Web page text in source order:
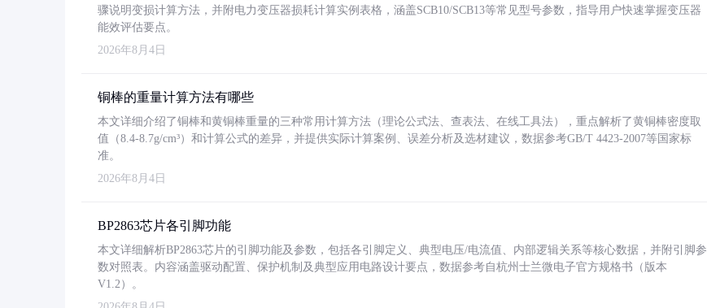
骤说明变损计算方法，并附电力变压器损耗计算实例表格，涵盖SCB10/SCB13等常见型号参数，指导用户快速掌握变压器
能效评估要点。
2026年8月4日
铜棒的重量计算方法有哪些
本文详细介绍了铜棒和黄铜棒重量的三种常用计算方法（理论公式法、查表法、在线工具法），重点解析了黄铜棒密度取
值（8.4-8.7g/cm³）和计算公式的差异，并提供实际计算案例、误差分析及选材建议，数据参考GB/T 4423-2007等国家标
准。
2026年8月4日
BP2863芯片各引脚功能
本文详细解析BP2863芯片的引脚功能及参数，包括各引脚定义、典型电压/电流值、内部逻辑关系等核心数据，并附引脚参
数对照表。内容涵盖驱动配置、保护机制及典型应用电路设计要点，数据参考自杭州士兰微电子官方规格书（版本
V1.2）。